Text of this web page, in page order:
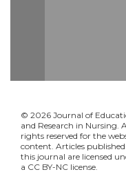
© 2026 Journal of
and Research in Nursing.
rights reserved for the
content. Articles
this journal are licensed
a CC BY-NC license.